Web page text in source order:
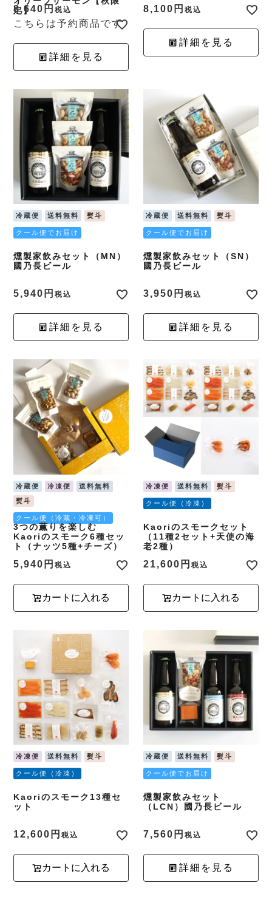
定】
8,640 税込
こちらは予約商品です
詳細を見る
8,100 税込
詳細を見る
冷蔵便 送料無料 熨斗
クール便でお届け
燻製家飲みセット（MN）
國乃長ビール
5,940 税込
詳細を見る
冷蔵便 送料無料 熨斗
クール便でお届け
燻製家飲みセット（SN）
國乃長ビール
3,950 税込
詳細を見る
冷蔵便 冷凍便
送料無料
熨斗
クール便（冷蔵・冷凍可）
3つの薫りを楽しむ
Kaoriのスモーク6種セッ
ト（ナッツ5種+チーズ）
5,940 税込
カートに入れる
冷凍便 送料無料 熨斗
クール便（冷凍）
Kaoriのスモークセット
（11種2セット+天使の海
老2種）
21,600 税込
カートに入れる
冷凍便 送料無料 熨斗
クール便（冷凍）
Kaoriのスモーク13種セ
ット
12,600 税込
カートに入れる
冷蔵便 送料無料 熨斗
クール便でお届け
燻製家飲みセット
（LCN）國乃長ビール
7,560 税込
詳細を見る